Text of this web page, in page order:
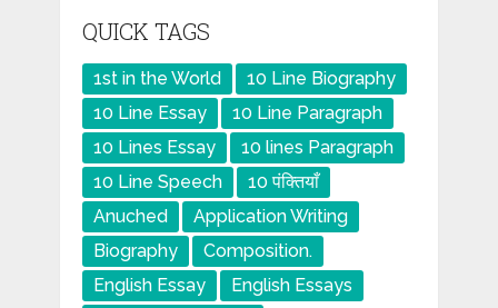
QUICK TAGS
1st in the World
10 Line Biography
10 Line Essay
10 Line Paragraph
10 Lines Essay
10 lines Paragraph
10 Line Speech
10 पंक्तियाँ
Anuched
Application Writing
Biography
Composition.
English Essay
English Essays